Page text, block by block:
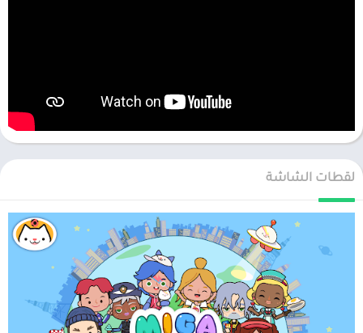
لقطات الشاشة